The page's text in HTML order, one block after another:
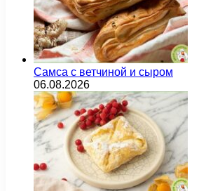
Самса с ветчиной и сыром
06.08.2026